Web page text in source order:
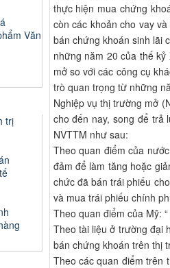
thực hiện mua chứng
còn các khoản cho vay
bán chứng khoán sinh lãi
những năm 20 của thế
mở so với các công cụ
trò quan trọng từ những
Nghiệp vụ thị trường mở
cho đến nay, song để
NVTTM như sau:
Theo quan điểm của
đảm để làm tăng hoặc
chức đã bán trái phiếu
và mua trái phiếu chính
Theo quan điểm của Mỹ:
Theo tài liệu ở trường đại
bán chứng khoán trên thị
Theo các quan điểm trên
Văn
trị